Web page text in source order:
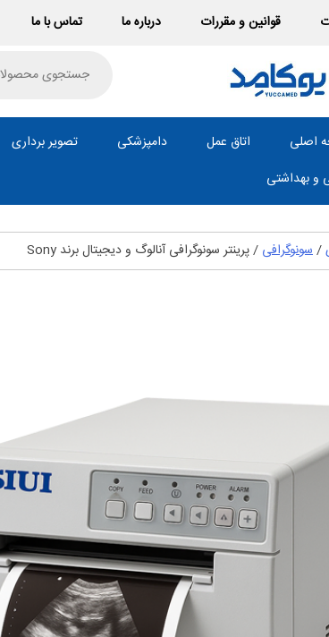
قوانین و مقررات درباره ما تماس با ما
search
اصلی اتاق عمل دامپزشکی تصویر برداری
و بهداشتی
/سونوگرافی / پرینتر سونوگرافی آنالوگ و دیجیتال برند Sony